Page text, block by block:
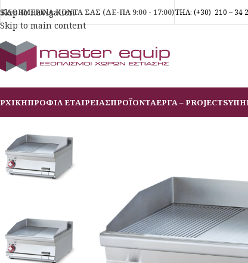
Skip to navigation
Skip to main content
ΚΑΘΗΜΕΡΙΝΑ ΚΟΝΤΑ ΣΑΣ (ΔΕ-ΠΑ 9:00 - 17:00)ΤΗΛ: (+30) 210 – 34
ΠΡΟΦΙΛ ΕΤΑΙΡΕΙΑΣΠΡΟΪΟΝΤΑΕΡΓΑ – PROJECTS